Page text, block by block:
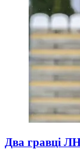
Два гравці